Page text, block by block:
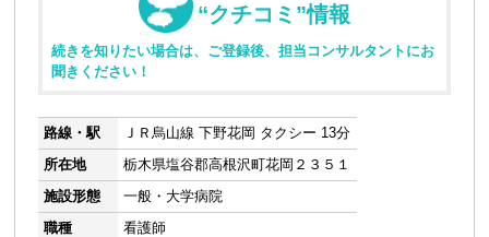
“クチコミ”情報
続きを知りたい場合は、ご登録後、担当コンサルタントにお
聞きください！
路線・駅
ＪＲ烏山線 下野花岡 タクシー 13分
所在地
栃木県塩谷郡高根沢町花岡２３５１
施設形態
一般・大学病院
職種
看護師